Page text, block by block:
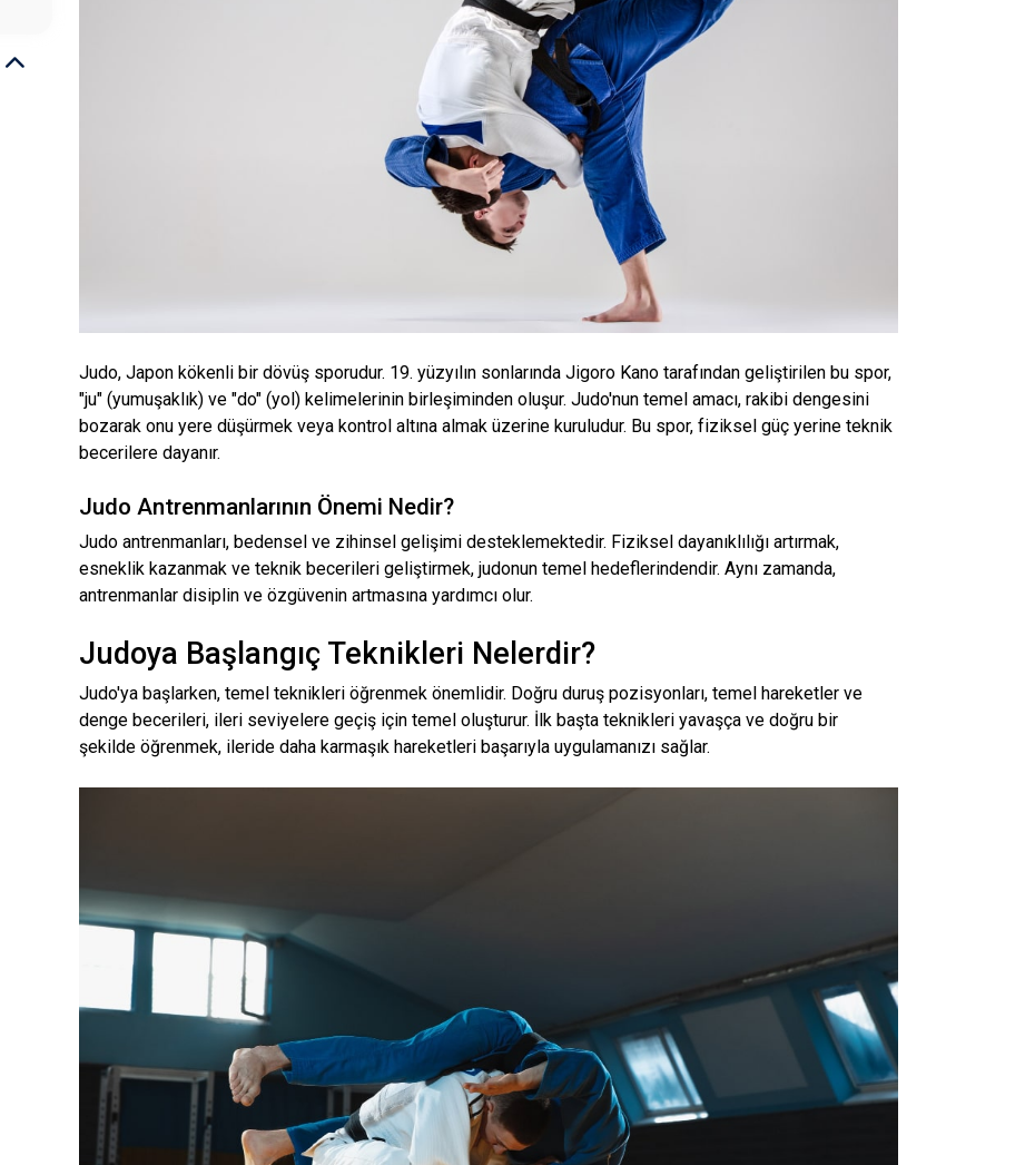
Judo, Japon kökenli bir dövüş sporudur. 19. yüzyılın sonlarında Jigoro Kano tarafından geliştirilen bu spor,
"ju" (yumuşaklık) ve "do" (yol) kelimelerinin birleşiminden oluşur. Judo'nun temel amacı, rakibi dengesini
bozarak onu yere düşürmek veya kontrol altına almak üzerine kuruludur. Bu spor, fiziksel güç yerine teknik
becerilere dayanır.
Judo Antrenmanlarının Önemi Nedir?
Judo antrenmanları, bedensel ve zihinsel gelişimi desteklemektedir. Fiziksel dayanıklılığı artırmak,
esneklik kazanmak ve teknik becerileri geliştirmek, judonun temel hedeflerindendir. Aynı zamanda,
antrenmanlar disiplin ve özgüvenin artmasına yardımcı olur.
Judoya Başlangıç Teknikleri Nelerdir?
Judo'ya başlarken, temel teknikleri öğrenmek önemlidir. Doğru duruş pozisyonları, temel hareketler ve
denge becerileri, ileri seviyelere geçiş için temel oluşturur. İlk başta teknikleri yavaşça ve doğru bir
şekilde öğrenmek, ileride daha karmaşık hareketleri başarıyla uygulamanızı sağlar.